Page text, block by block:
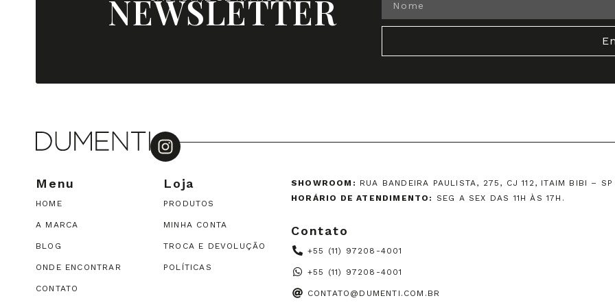
NEWSLETTER
Menu
HOME
A MARCA
BLOG
ONDE ENCONTRAR
CONTATO
Loja
PRODUTOS
MINHA CONTA
TROCA E DEVOLUÇÃO
POLÍTICAS
SHOWROOM: RUA BANDEIRA PAULISTA, 275, CJ 112, ITAIM BIBI – SP
HORÁRIO DE ATENDIMENTO: SEG A SEX DAS 11H ÀS 17H.
Contato
+55 (11) 97208-4001
+55 (11) 97208-4001
CONTATO@DUMENTI.COM.BR